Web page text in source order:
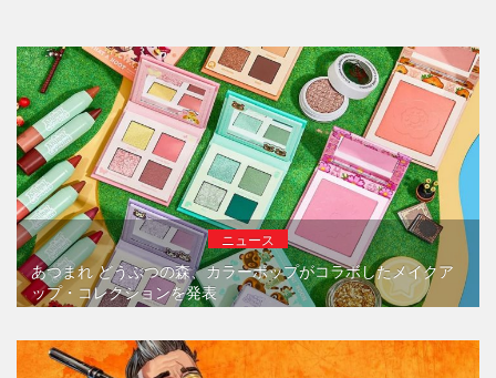
ニュース
あつまれ どうぶつの森、カラーポップがコラボしたメイクア
ップ・コレクションを発表